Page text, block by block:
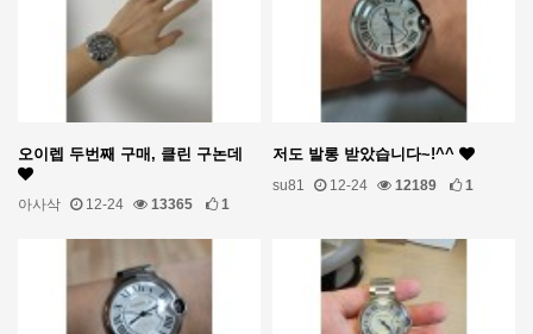
오이렙 두번째 구매, 클린 구논데
아사삭 12-24 13365 1
저도 발롱 받았습니다~!^^
su81 12-24 12189 1